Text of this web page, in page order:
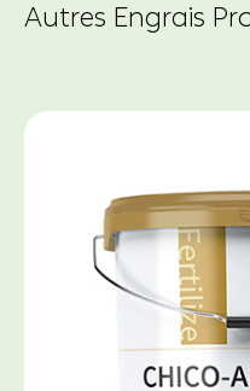
Autres Engrais